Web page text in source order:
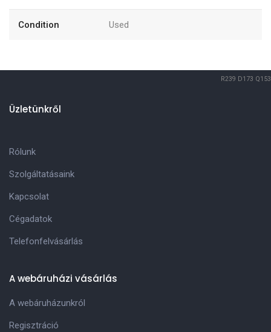
Condition Used
R239 D173 Q153
Üzletünkről
Rólunk
Szolgáltatásaink
Kapcsolat
Cégadatok
Telefonfelvásárlás
A webáruházi vásárlás
A webáruházunkról
Regisztráció